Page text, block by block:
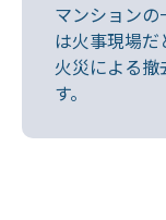
マンション
は火事現場だ
火災による
す。